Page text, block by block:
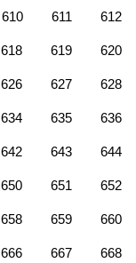
610 611 612
618 619 620
626 627 628
634 635 636
642 643 644
650 651 652
658 659 660
666 667 668